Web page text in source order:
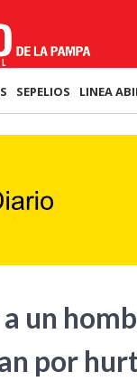
SEPELIOS LINEA
un
por